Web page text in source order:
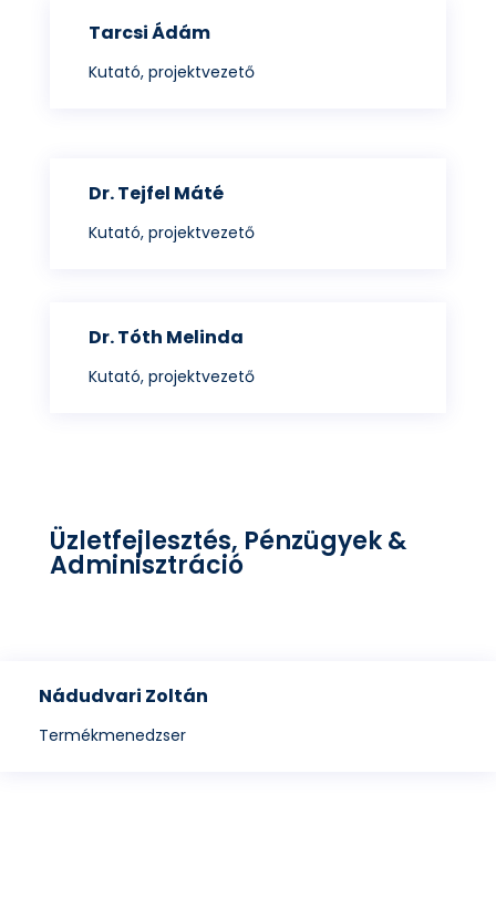
Tarcsi Ádám
Kutató, projektvezető
Dr. Tejfel Máté
Kutató, projektvezető
Dr. Tóth Melinda
Kutató, projektvezető
Üzletfejlesztés, Pénzügyek &
Adminisztráció
Nádudvari Zoltán
Termékmenedzser